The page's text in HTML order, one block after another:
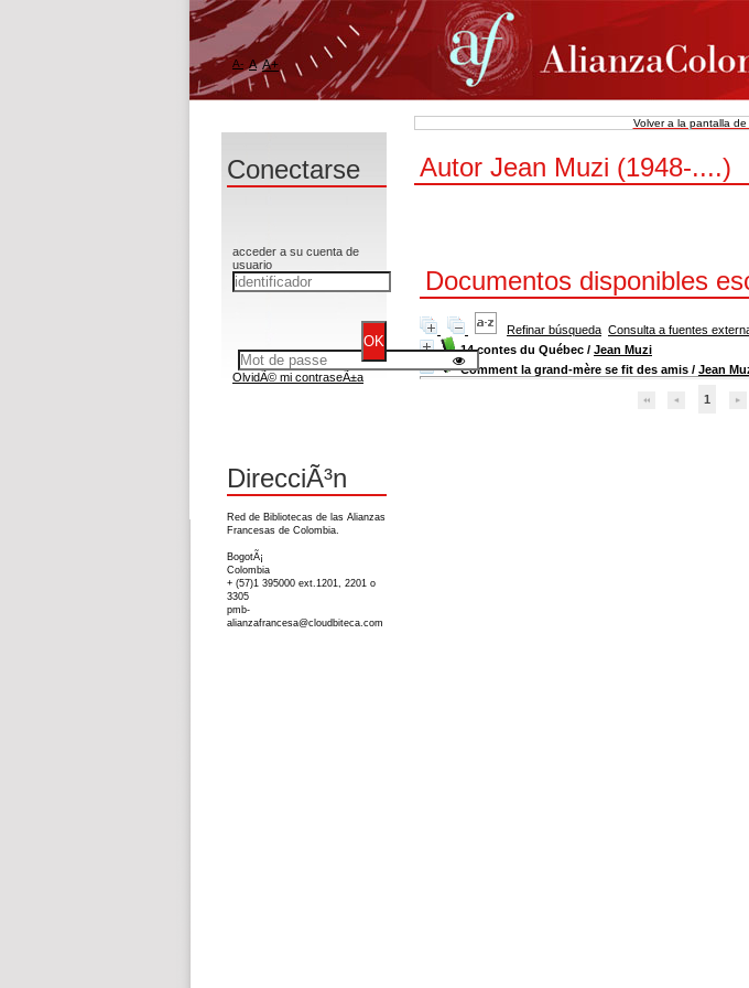
Volver a la pantalla
Autor Jean Muzi (1948-....)
Documentos disponibles
Refinar búsqueda Consulta a fuentes
14 contes du Québec / Jean Muzi
Comment la grand-mère se fit des amis / Jean
1
A- A A+
Conectarse
acceder a su cuenta de
usuario
OlvidÃ© mi contraseÃ±a
DirecciÃ³n
Red de Bibliotecas de las Alianzas
Francesas de Colombia.
BogotÃ¡
Colombia
+ (57)1 395000 ext.1201, 2201 o
3305
pmb-
alianzafrancesa@cloudbiteca.com